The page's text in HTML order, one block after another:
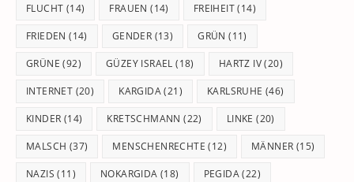
FLUCHT (14) FRAUEN (14) FREIHEIT(14)
FRIEDEN (14) GENDER (13) GRÜN (11)
GRÜNE (92) GÜZEY ISRAEL (18) HARTZ IV(20)
INTERNET (20) KARGIDA(21) KARLSRUHE (46)
KINDER (14) KRETSCHMANN (22) LINKE (20)
MALSCH (37) MENSCHENRECHTE (12) MÄNNER (15)
NAZIS (11) NOKARGIDA (18) PEGIDA(22)